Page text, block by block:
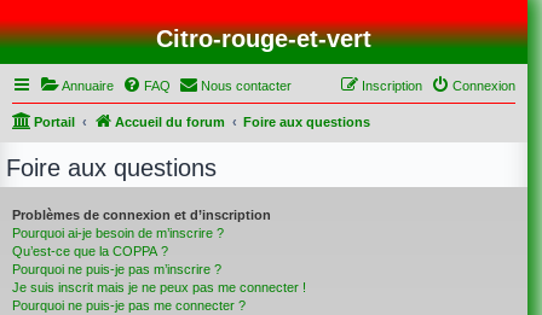
Citro-rouge-et-vert
Annuaire FAQ Nous contacter Connexion
Inscription
Portail Accueil du forum Foire aux questions
Foire aux questions
Problèmes de connexion et d’inscription
Pourquoi ai-je besoin de m’inscrire ?
Qu’est-ce que la COPPA ?
Pourquoi ne puis-je pas m’inscrire ?
Je suis inscrit mais je ne peux pas me connecter !
Pourquoi ne puis-je pas me connecter ?